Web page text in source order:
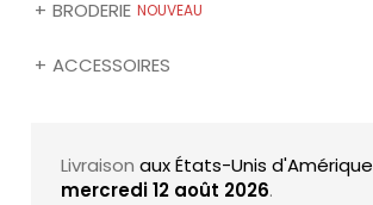
BRODERIE NOUVEAU
ACCESSOIRES
Livraison aux États-Unis d'Amérique
mercredi 12 août 2026.